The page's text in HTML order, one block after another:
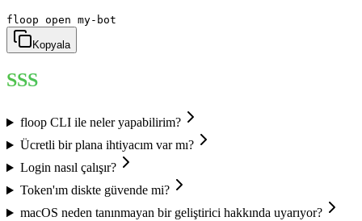
floop open my-bot
Kopyala
SSS
floop CLI ile neler yapabilirim?
Ücretli bir plana ihtiyacım var mı?
Login nasıl çalışır?
Token'ım diskte güvende mi?
macOS neden tanınmayan bir geliştirici hakkında uyarıyor?